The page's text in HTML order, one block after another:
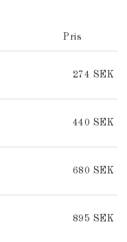
Pris
274 SEK
440 SEK
680 SEK
895 SEK